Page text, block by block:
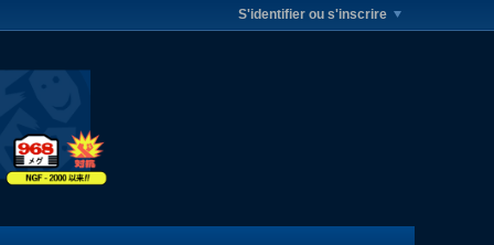
S'identifier ou s'inscrire